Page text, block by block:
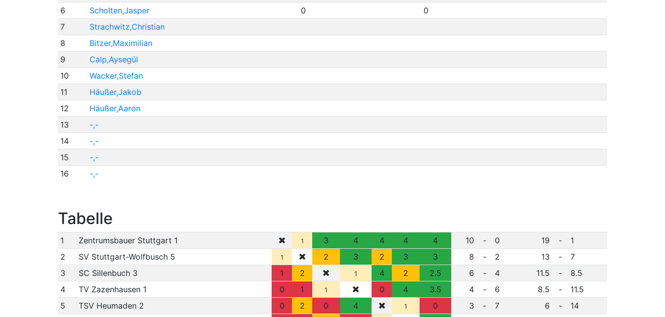
6
Scholten,Jasper 0
0
7
Strachwitz,Christian
8
Bitzer,Maximilian
9
Calp,Aysegül
10
Wacker,Stefan
11
Häußer,Jakob
12
Häußer,Aaron
13
-,-
14
-,-
15
-,-
16
-,-
Tabelle
1 Zentrumsbauer Stuttgart 1 1 3 4 4 4 4 10 - 0 19 -
1
2
SV Stuttgart-Wolfbusch 5 1 2 3 2 3 3 8 - 2 13 -
7
3
SC Sillenbuch 3 1 2 1 4 2 2.5 6 - 4 11.5 -
8.5
4
TV Zazenhausen 1 0 1 1 0 4 3.5 4 - 6 8.5 -
11.5
5
TSV Heumaden 2 0 2 0 4 1 0 3 - 7 6 - 14